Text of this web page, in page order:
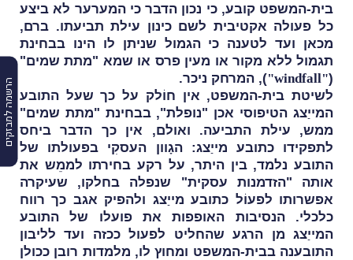
הרשמה למבזקים
בית-המשפט קובע, כי נכון הדבר כי המערער לא ביצע
כל פעולה אקטיבית לשם כינון עילת תביעתו. ברם,
מכאן ועד לטענה כי הגמול שניתן לו הינו בבחינת
תגמול ללא מקור או מעין פרס או שמא "מתת שמים"
(
"windfall"
), המרחק ניכר.
לשיטת בית-המשפט, אין חוֹלק על כך שעל התובע
המייַצג הטיפוסי אכן "נופלת", בבחינת "מתת שמים"
ממש, עילת התביעה. ואולם, אין כך הדבר ביחס
לתפקידו כתובע מייַצג:הגָוון העסקִי בפעולתו של
התובע נלמד, בין היתר, על רקע בחירתו לממֵש את
אותה "הזדמנות עסקית" שנפלה בחלקו, שעיקרה
אפשרותו לפעוֹל כתובע מייַצג ולהפיק אגב כך רווח
כלכלי. הנסיבות האופפות את פועלו של התובע
המייַצג מן הרגע שהחליט לפעול ככזה ועד לליבון
התובענה בבית-המשפט ומחוץ לו, מלמדות רובן ככולן